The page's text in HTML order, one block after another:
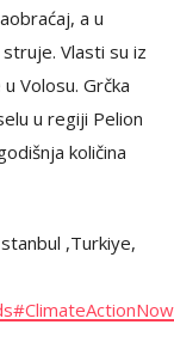
a u
Vlasti su iz
Volosu. Grčka
u regiji Pelion
količina
,Turkiye,
#ClimateActionNow